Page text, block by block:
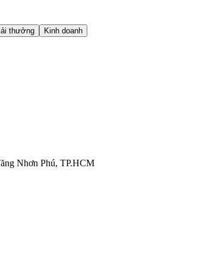
thưởng Kinh doanh
Nhơn Phú, TP.HCM